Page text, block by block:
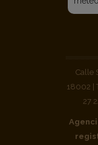
Calle
18002 |
27